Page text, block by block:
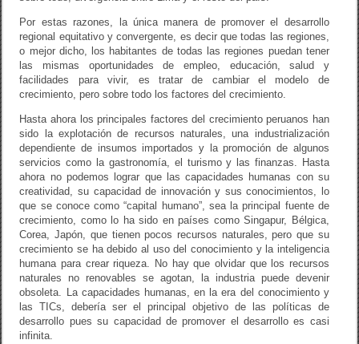
Por estas razones, la única manera de promover el desarrollo
regional equitativo y convergente, es decir que todas las regiones,
o mejor dicho, los habitantes de todas las regiones puedan tener
las mismas oportunidades de empleo, educación, salud y
facilidades para vivir, es tratar de cambiar el modelo de
crecimiento, pero sobre todo los factores del crecimiento.
Hasta ahora los principales factores del crecimiento peruanos han
sido la explotación de recursos naturales, una industrialización
dependiente de insumos importados y la promoción de algunos
servicios como la gastronomía, el turismo y las finanzas. Hasta
ahora no podemos lograr que las capacidades humanas con su
creatividad, su capacidad de innovación y sus conocimientos, lo
que se conoce como “capital humano”, sea la principal fuente de
crecimiento, como lo ha sido en países como Singapur, Bélgica,
Corea, Japón, que tienen pocos recursos naturales, pero que su
crecimiento se ha debido al uso del conocimiento y la inteligencia
humana para crear riqueza. No hay que olvidar que los recursos
naturales no renovables se agotan, la industria puede devenir
obsoleta. La capacidades humanas, en la era del conocimiento y
las TICs, debería ser el principal objetivo de las políticas de
desarrollo pues su capacidad de promover el desarrollo es casi
infinita.